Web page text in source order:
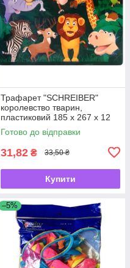
Трафарет "SCHREIBER"
королевство тварин,
пластиковий 185 х 267 х 12
мм S-2632
Готово до відправки
31,82 ₴ 33,50 ₴
Купити
–5%